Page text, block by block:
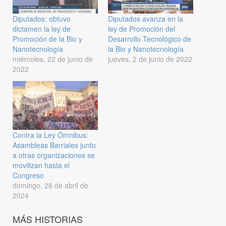
Diputados: obtuvo
dictamen la ley de
Promoción de la Bio y
Nanotecnología
miércoles, 22 de junio de
2022
Diputados avanza en la
ley de Promoción del
Desarrollo Tecnológico de
la Bio y Nanotecnología
jueves, 2 de junio de 2022
Contra la Ley Ómnibus:
Asambleas Barriales junto
a otras organizaciones se
movilizan hasta el
Congreso
domingo, 28 de abril de
2024
MÁS HISTORIAS